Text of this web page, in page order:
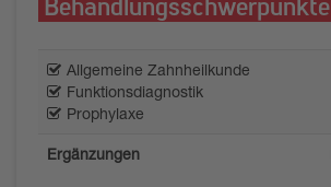
Allgemeine Zahnheilkunde
Funktionsdiagnostik
Prophylaxe
Ergänzungen